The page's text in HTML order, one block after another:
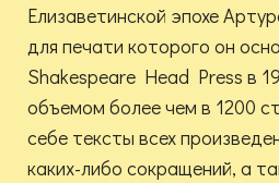
Елизаветинской эпохе
для печати которого он
Shakespeare Head Press в
объемом более чем в 1200
себе тексты всех
каких-либо сокращений, а